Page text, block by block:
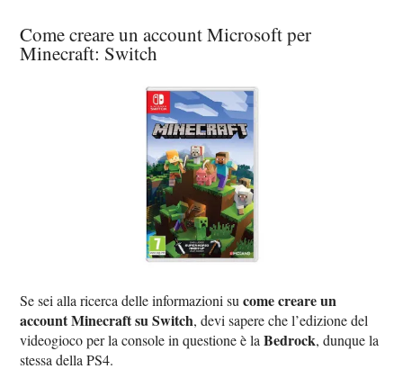
Come creare un account Microsoft per
Minecraft: Switch
Se sei alla ricerca delle informazioni sucome creare un
account Minecraft su Switch, devi sapere che l’edizione del
videogioco per la console in questione è laBedrock, dunque la
stessa della PS4.